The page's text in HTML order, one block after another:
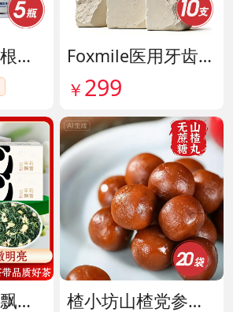
固教授防脱强根健发精华液 货号141187
Foxmile医用牙齿脱敏剂 货号141702
￥ 299
峨眉高山茉莉飘雪铂金熊猫礼盒限量版 货号141997
楂小坊山楂党参黄芪丸 货号142033